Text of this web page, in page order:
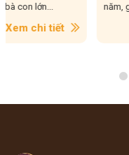
năm, gặp rất nhiều bà con